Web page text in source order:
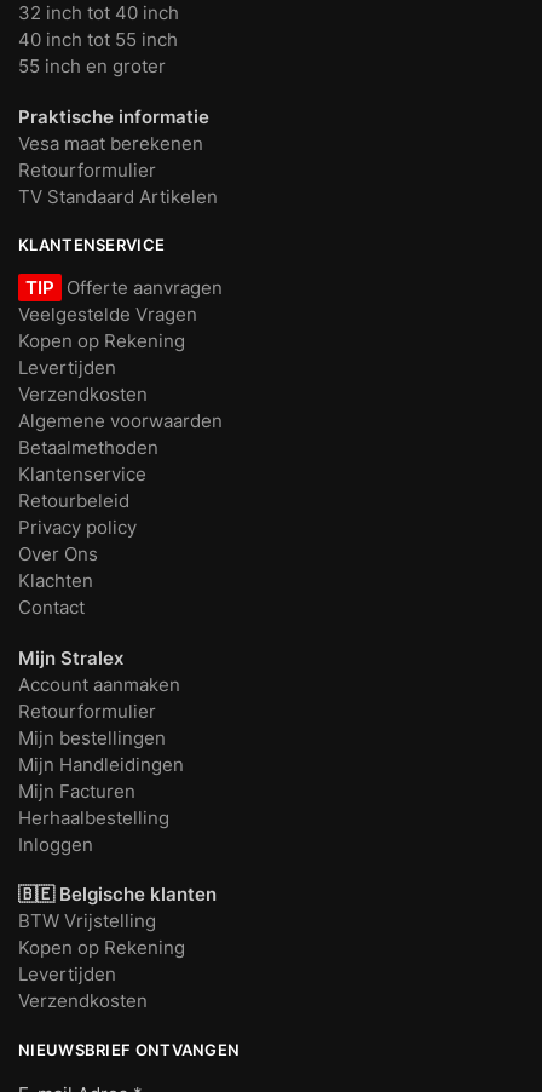
32 inch tot 40 inch
40 inch tot 55 inch
55 inch en groter
Praktische informatie
Vesa maat berekenen
Retourformulier
TV Standaard Artikelen
KLANTENSERVICE
TIP
Offerte aanvragen
Veelgestelde Vragen
Kopen op Rekening
Levertijden
Verzendkosten
Algemene voorwaarden
Betaalmethoden
Klantenservice
Retourbeleid
Privacy policy
Over Ons
Klachten
Contact
Mijn Stralex
Account aanmaken
Retourformulier
Mijn bestellingen
Mijn Handleidingen
Mijn Facturen
Herhaalbestelling
Inloggen
🇧🇪 Belgische klanten
BTW Vrijstelling
Kopen op Rekening
Levertijden
Verzendkosten
NIEUWSBRIEF ONTVANGEN